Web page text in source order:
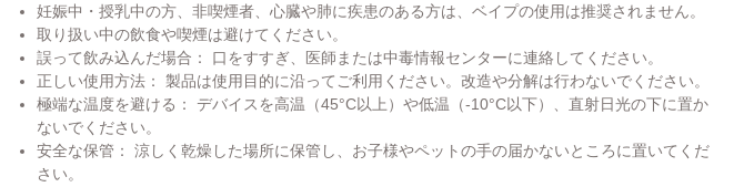
妊娠中・授乳中の方、非喫煙者、心臓や肺に疾患のある方は、ベイプの使用は推奨されません。
取り扱い中の飲食や喫煙は避けてください。
誤って飲み込んだ場合： 口をすすぎ、医師または中毒情報センターに連絡してください。
正しい使用方法： 製品は使用目的に沿ってご利用ください。改造や分解は行わないでください。
極端な温度を避ける： デバイスを高温（45°C以上）や低温（-10°C以下）、直射日光の下に置か
ないでください。
安全な保管： 涼しく乾燥した場所に保管し、お子様やペットの手の届かないところに置いてくだ
さい。